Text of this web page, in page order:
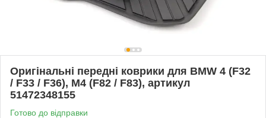
Оригінальні передні коврики для BMW 4 (F32
/ F33 / F36), M4 (F82 / F83), артикул
51472348155
Готово до відправки